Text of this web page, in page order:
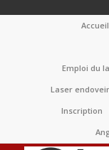
Accueil
Emploi du
Laser
Inscription